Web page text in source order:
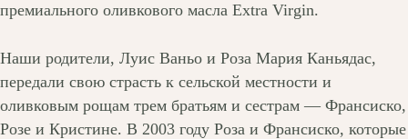
премиального оливкового масла Extra Virgin.
Наши родители, Луис Ваньо и Роза Мария Каньядас,
передали свою страсть к сельской местности и
оливковым рощам трем братьям и сестрам — Франсиско,
Розе и Кристине. В 2003 году Роза и Франсиско, которые